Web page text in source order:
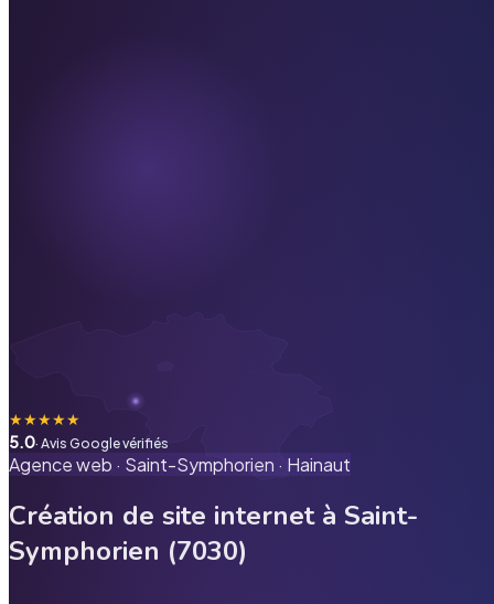
★★★★★
5.0· Avis Google vérifiés
Agence web · Saint-Symphorien · Hainaut
Création de site internet à Saint-
Symphorien (7030)